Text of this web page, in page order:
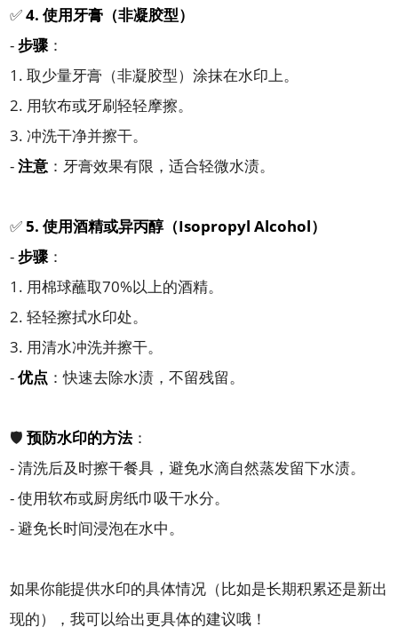
✅4. 使用牙膏（非凝胶型）
-步骤：
1. 取少量牙膏（非凝胶型）涂抹在水印上。
2. 用软布或牙刷轻轻摩擦。
3. 冲洗干净并擦干。
-注意 ：牙膏效果有限，适合轻微水渍。
✅5. 使用酒精或异丙醇（Isopropyl Alcohol）
-步骤：
1. 用棉球蘸取70%以上的酒精。
2. 轻轻擦拭水印处。
3. 用清水冲洗并擦干。
-优点 ：快速去除水渍，不留残留。
🛡️预防水印的方法：
- 清洗后及时擦干餐具，避免水滴自然蒸发留下水渍。
- 使用软布或厨房纸巾吸干水分。
- 避免长时间浸泡在水中。
如果你能提供水印的具体情况（比如是长期积累还是新出
现的），我可以给出更具体的建议哦！